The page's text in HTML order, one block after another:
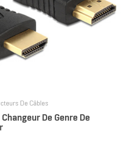
De Câbles
De Genre De